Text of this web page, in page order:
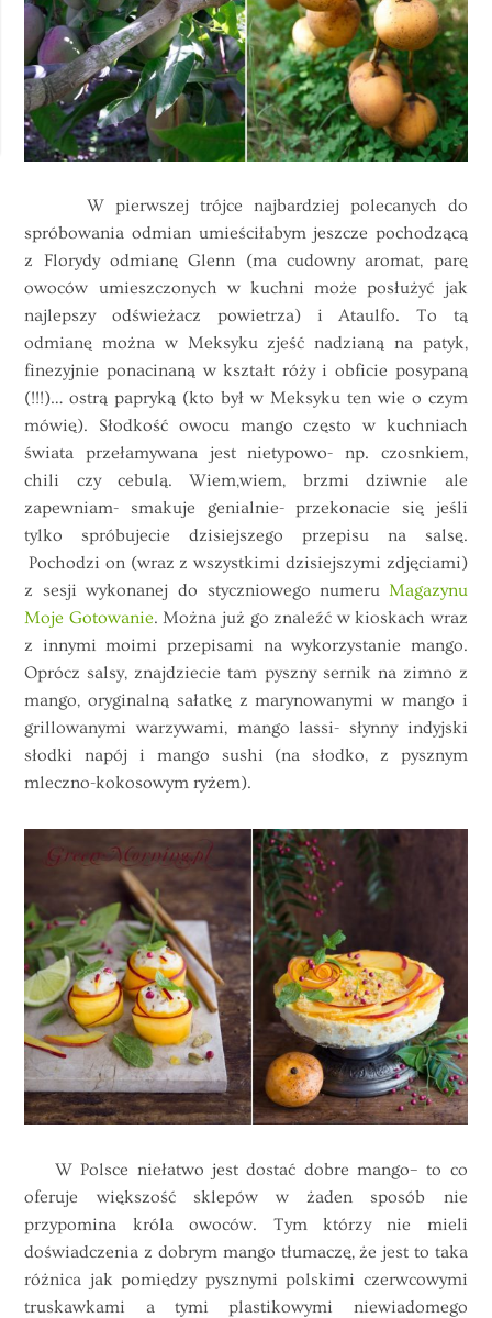
W pierwszej trójce najbardziej polecanych do
spróbowania odmian umieściłabym jeszcze pochodzącą
z Florydy odmianę Glenn (ma cudowny aromat, parę
owoców umieszczonych w kuchni może posłużyć jak
najlepszy odświeżacz powietrza) i Ataulfo. To tą
odmianę można w Meksyku zjeść nadzianą na patyk,
finezyjnie ponacinaną w kształt róży i obficie posypaną
(!!!)… ostrą papryką (kto był w Meksyku ten wie o czym
mówię). Słodkość owocu mango często w kuchniach
świata przełamywana jest nietypowo- np. czosnkiem,
chili czy cebulą. Wiem,wiem, brzmi dziwnie ale
zapewniam- smakuje genialnie- przekonacie się jeśli
tylko spróbujecie dzisiejszego przepisu na salsę.
Pochodzi on (wraz z wszystkimi dzisiejszymi zdjęciami)
z sesji wykonanej do styczniowego numeru Magazynu
Moje Gotowanie. Można już go znaleźć w kioskach wraz
z innymi moimi przepisami na wykorzystanie mango.
Oprócz salsy, znajdziecie tam pyszny sernik na zimno z
mango, oryginalną sałatkę z marynowanymi w mango i
grillowanymi warzywami, mango lassi- słynny indyjski
słodki napój i mango sushi (na słodko, z pysznym
mleczno-kokosowym ryżem).
W Polsce niełatwo jest dostać dobre mango– to co
oferuje większość sklepów w żaden sposób nie
przypomina króla owoców. Tym którzy nie mieli
doświadczenia z dobrym mango tłumaczę, że jest to taka
różnica jak pomiędzy pysznymi polskimi czerwcowymi
truskawkami a tymi plastikowymi niewiadomego